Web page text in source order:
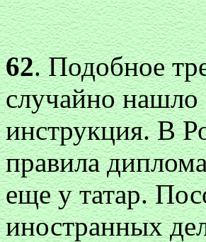
62. Подобное
случайно нашло
инструкция. В
правила
еще у татар.
иностранных